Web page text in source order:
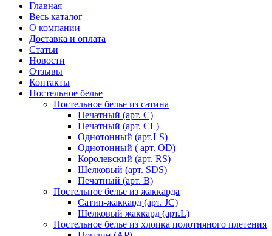
Главная
Весь каталог
О компании
Доставка и оплата
Статьи
Новости
Отзывы
Контакты
Постельное белье
Постельное белье из сатина
Печатный (арт. С)
Печатный (арт. СL)
Однотонный (арт.LS)
Однотонный ( арт. OD)
Королевский (арт. RS)
Шелковый (арт. SDS)
Печатный (арт. В)
Постельное белье из жаккарда
Сатин-жаккард (арт. JC)
Шелковый жаккард (арт.L)
Постельное белье из хлопка полотняного плетения